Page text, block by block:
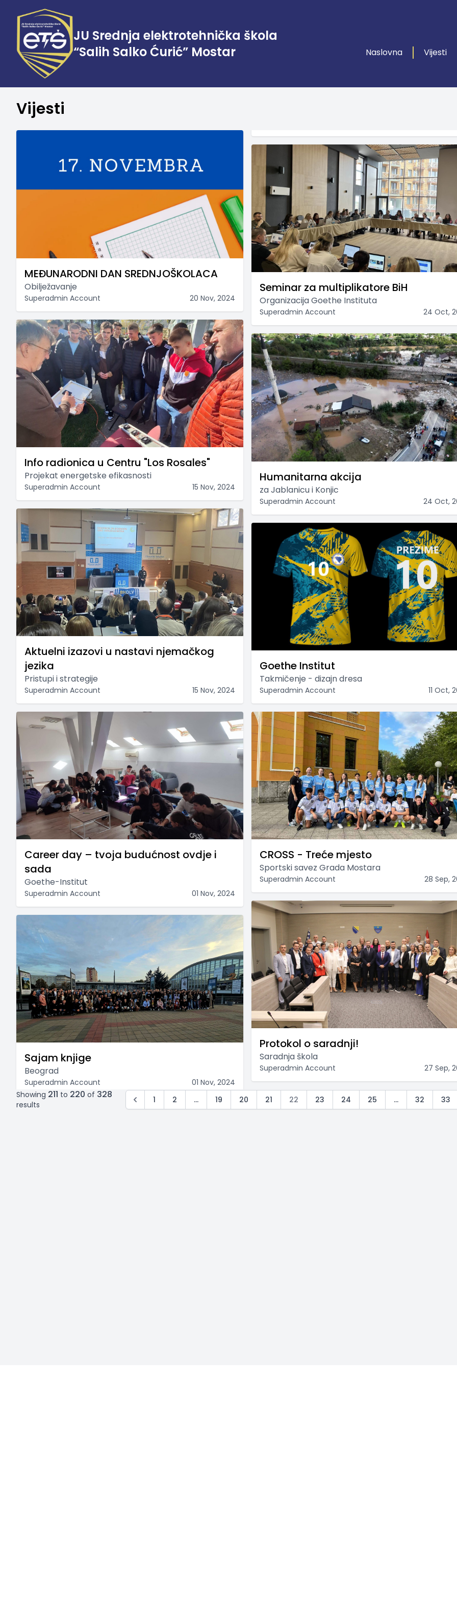
JU Srednja elektrotehnička škola
“Salih Salko Ćurić” Mostar
Naslovna Vijesti
Vijesti
MEĐUNARODNI DAN SREDNJOŠKOLACA
Obilježavanje
Superadmin Account 20 Nov, 2024
Info radionica u Centru "Los Rosales"
Projekat energetske efikasnosti
Superadmin Account 15 Nov, 2024
Aktuelni izazovi u nastavi njemačkog
jezika
Pristupi i strategije
Superadmin Account 15 Nov, 2024
Career day – tvoja budućnost ovdje i
sada
Goethe-Institut
Superadmin Account 01 Nov, 2024
Sajam knjige
Beograd
Superadmin Account 01 Nov, 2024
Seminar za multiplikatore BiH
Organizacija Goethe Instituta
Superadmin Account 24 Oct,
Humanitarna akcija
za Jablanicu i Konjic
Superadmin Account 24 Oct,
Goethe Institut
Takmičenje - dizajn dresa
Superadmin Account 11 Oct,
CROSS - Treće mjesto
Sportski savez Grada Mostara
Superadmin Account 28 Sep,
Protokol o saradnji!
Saradnja škola
Superadmin Account 27 Sep,
Showing 211 to 220 of 328
results 1 2 ... 19 20 21 22 23 24 25 ... 32 33